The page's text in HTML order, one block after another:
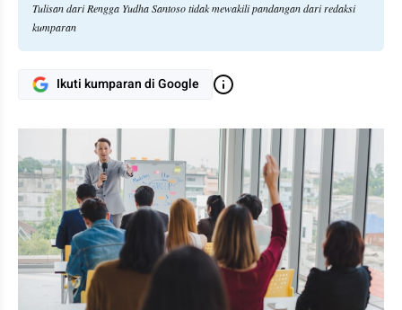
Tulisan dari Rengga Yudha Santoso tidak mewakili pandangan dari redaksi
kumparan
Ikuti kumparan di Google